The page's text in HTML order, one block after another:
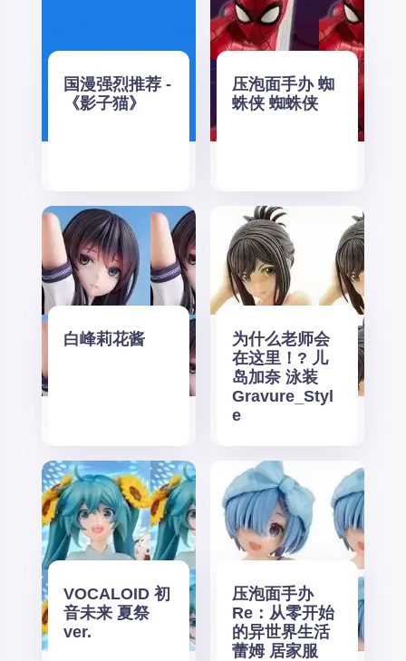
国漫强烈推荐 -
《影子猫》
压泡面手办 蜘
蛛侠 蜘蛛侠
白峰莉花酱
为什么老师会
在这里！? 儿
岛加奈 泳装
Gravure_Styl
e
VOCALOID 初
音未来 夏祭
ver.
压泡面手办
Re：从零开始
的异世界生活
蕾姆 居家服